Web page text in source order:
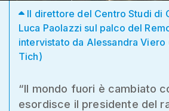
Il direttore del Centro Studi di
Luca Paolazzi sul palco del
intervistato da Alessandra
Tich)
“Il mondo fuori è cambiato
esordisce il presidente del